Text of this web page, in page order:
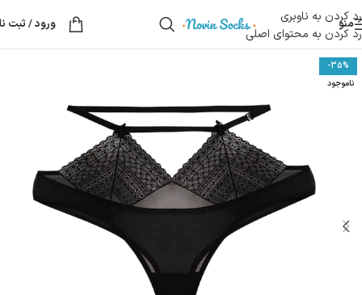
رد کردن به ناوبری
رد کردن به محتوای اصلی
منو ورود / ثبت
-35%
ناموجود